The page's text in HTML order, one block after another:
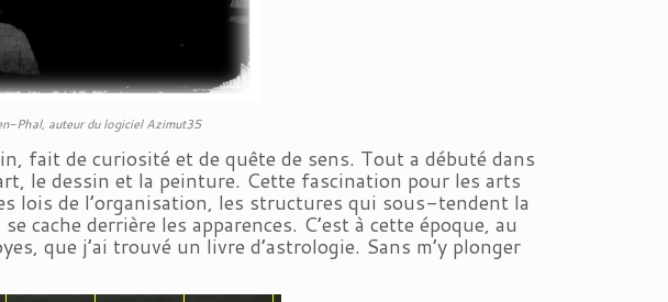
Phal, auteur du logiciel Azimut35
fait de curiosité et de quête de sens. Tout a débuté dans
le dessin et la peinture. Cette fascination pour les arts
lois de l’organisation, les structures qui sous-tendent la
cache derrière les apparences. C’est à cette époque, au
que j’ai trouvé un livre d’astrologie. Sans m’y plonger